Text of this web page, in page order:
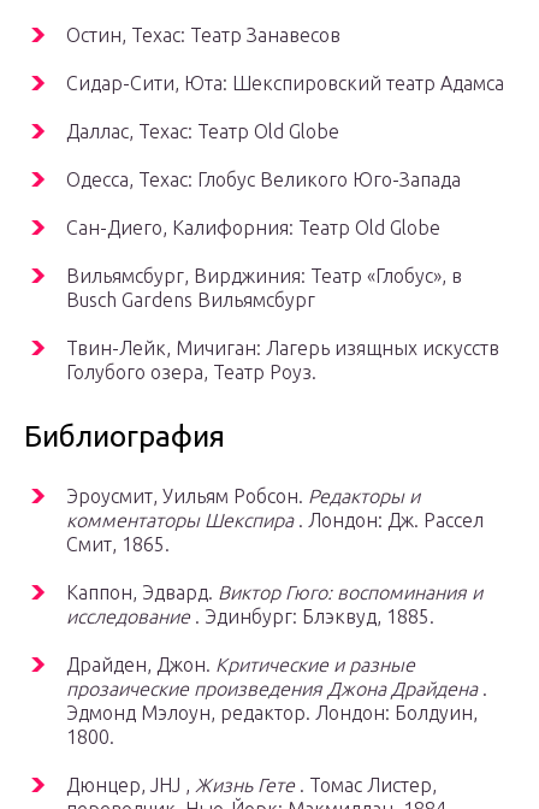
Остин, Техас: Театр Занавесов
Сидар-Сити, Юта: Шекспировский театр Адамса
Даллас, Техас: Театр Old Globe
Одесса, Техас: Глобус Великого Юго-Запада
Сан-Диего, Калифорния: Театр Old Globe
Вильямсбург, Вирджиния: Театр «Глобус», в
Busch Gardens Вильямсбург
Твин-Лейк, Мичиган: Лагерь изящных искусств
Голубого озера, Театр Роуз.
Библиография
Эроусмит, Уильям Робсон. Редакторы и
комментаторы Шекспира. Лондон: Дж. Рассел
Смит, 1865.
Каппон, Эдвард. Виктор Гюго: воспоминания и
исследование. Эдинбург: Блэквуд, 1885.
Драйден, Джон. Критические и разные
прозаические произведения Джона Драйдена.
Эдмонд Мэлоун, редактор. Лондон: Болдуин,
1800.
Дюнцер, JHJ , Жизнь Гете. Томас Листер,